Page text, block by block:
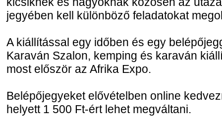
jegyében kell különböző feladatokat
A kiállítással egy időben és egy
Karaván Szalon, kemping és karaván
most először az Afrika Expo.
Belépőjegyeket elővételben online
helyett 1 500 Ft-ért lehet megváltani.